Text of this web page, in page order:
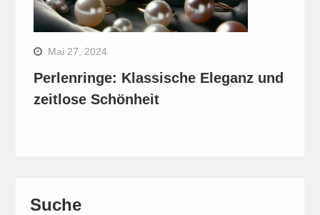
Mai 27, 2024
Perlenringe: Klassische Eleganz und
zeitlose Schönheit
Suche